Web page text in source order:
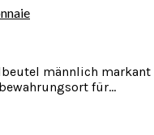
männlich
für...